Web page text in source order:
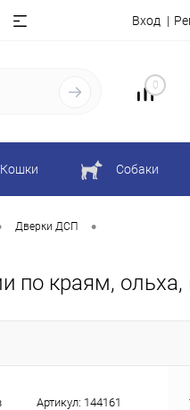
Вход
0
Кошки Собаки
Дверки ДСП •
по краям, ольха,
Артикул: 144161